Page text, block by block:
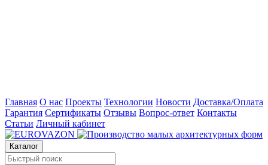
Главная О нас Проекты Технологии Новости Доставка/Оплата
Гарантия Сертификаты Отзывы Вопрос-ответ Контакты
Статьи Личный кабинет
Каталог